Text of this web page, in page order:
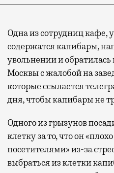
Одна из сотрудниц кафе,
содержатся капибары,
увольнении и
Москвы с жалобой на
которые ссылается
дня, чтобы капибары не
Одного из грызунов
клетку за то, что он
посетителями» из-за
выбраться из клетки